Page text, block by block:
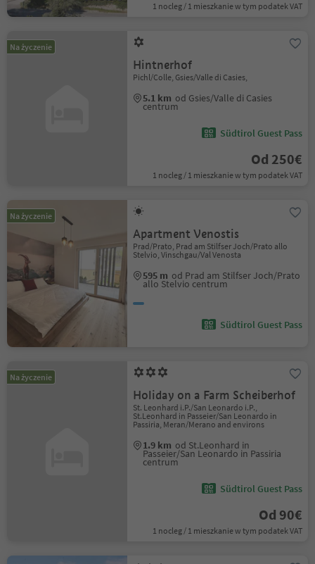
1 nocleg / 1 mieszkanie w tym podatek VAT
Na życzenie
Hintnerhof
Pichl/Colle, Gsies/Valle di Casies,
5.1 km od Gsies/Valle di Casies
centrum
Südtirol Guest Pass
Od 250€
1 nocleg / 1 mieszkanie w tym podatek VAT
Na życzenie
Apartment Venostis
Prad/Prato, Prad am Stilfser Joch/Prato allo
Stelvio, Vinschgau/Val Venosta
595 m od Prad am Stilfser Joch/Prato
allo Stelvio centrum
Südtirol Guest Pass
Na życzenie
Holiday on a Farm Scheiberhof
St. Leonhard i.P./San Leonardo i.P.,
St.Leonhard in Passeier/San Leonardo in
Passiria, Meran/Merano and environs
1.9 km od St.Leonhard in
Passeier/San Leonardo in Passiria
centrum
Südtirol Guest Pass
Od 90€
1 nocleg / 1 mieszkanie w tym podatek VAT